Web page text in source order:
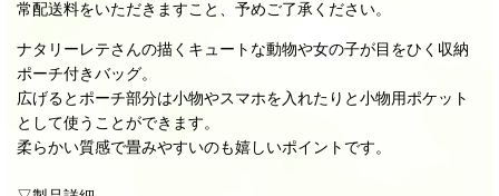
常配送料をいただきますこと、予めご了承ください。
ナタリーレテさんの描くキュートな動物や女の子が目をひく収納
ポーチ付きバッグ。
広げるとポーチ部分は小物やスマホを入れたりと小物用ポケット
として使うことができます。
柔らかい質感で畳みやすいのも嬉しいポイントです。